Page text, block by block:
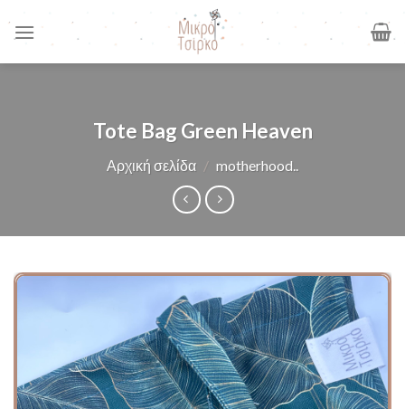
Tote Bag Green Heaven
Αρχική σελίδα / motherhood..